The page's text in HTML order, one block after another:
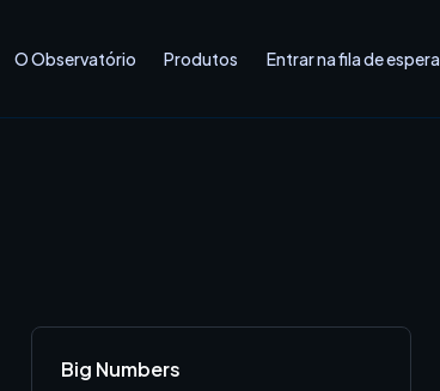
O Observatório Produtos Entrar na fila de espera
Big Numbers